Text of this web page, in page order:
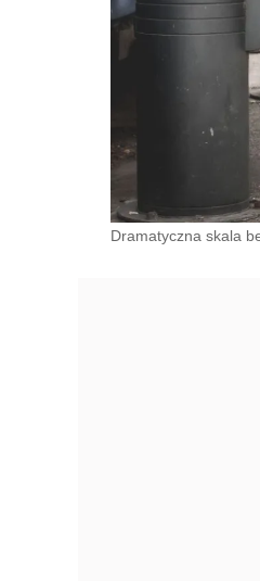
Dramatyczna skala